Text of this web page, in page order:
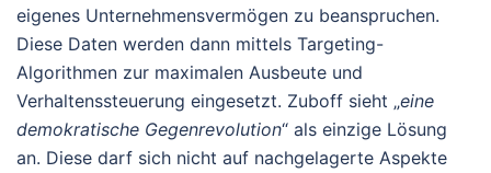
eigenes Unternehmensvermögen zu beanspruchen.
Diese Daten werden dann mittels Targeting-
Algorithmen zur maximalen Ausbeute und
Verhaltenssteuerung eingesetzt. Zuboff sieht „eine
demokratische Gegenrevolution“ als einzige Lösung
an. Diese darf sich nicht auf nachgelagerte Aspekte